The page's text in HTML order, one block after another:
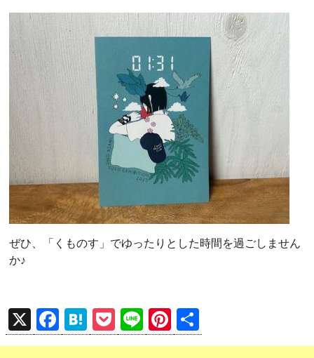
ぜひ、「くものす」でゆったりとした時間を過ごしません
か♪
X
F
a
H
at
P
o
Li
n
Pi
nt 有